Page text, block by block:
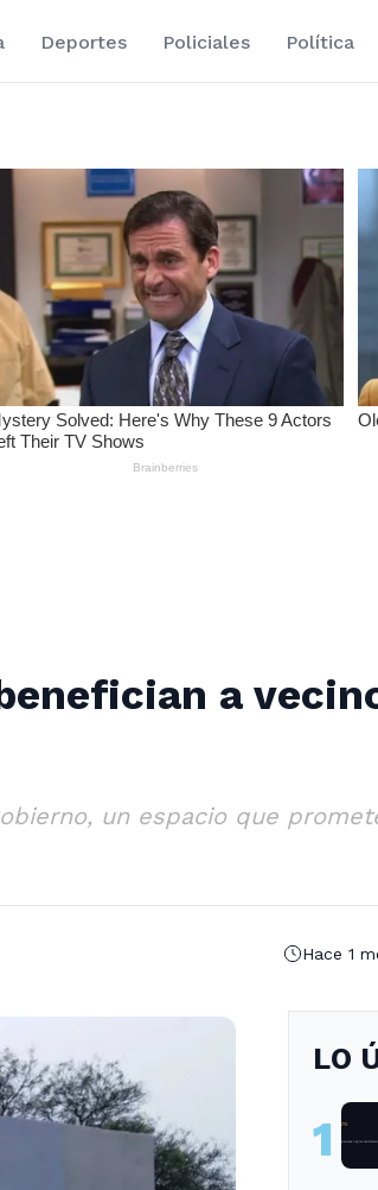
Deportes Policiales Política
a
un espacio que
Hace 1
LO
1